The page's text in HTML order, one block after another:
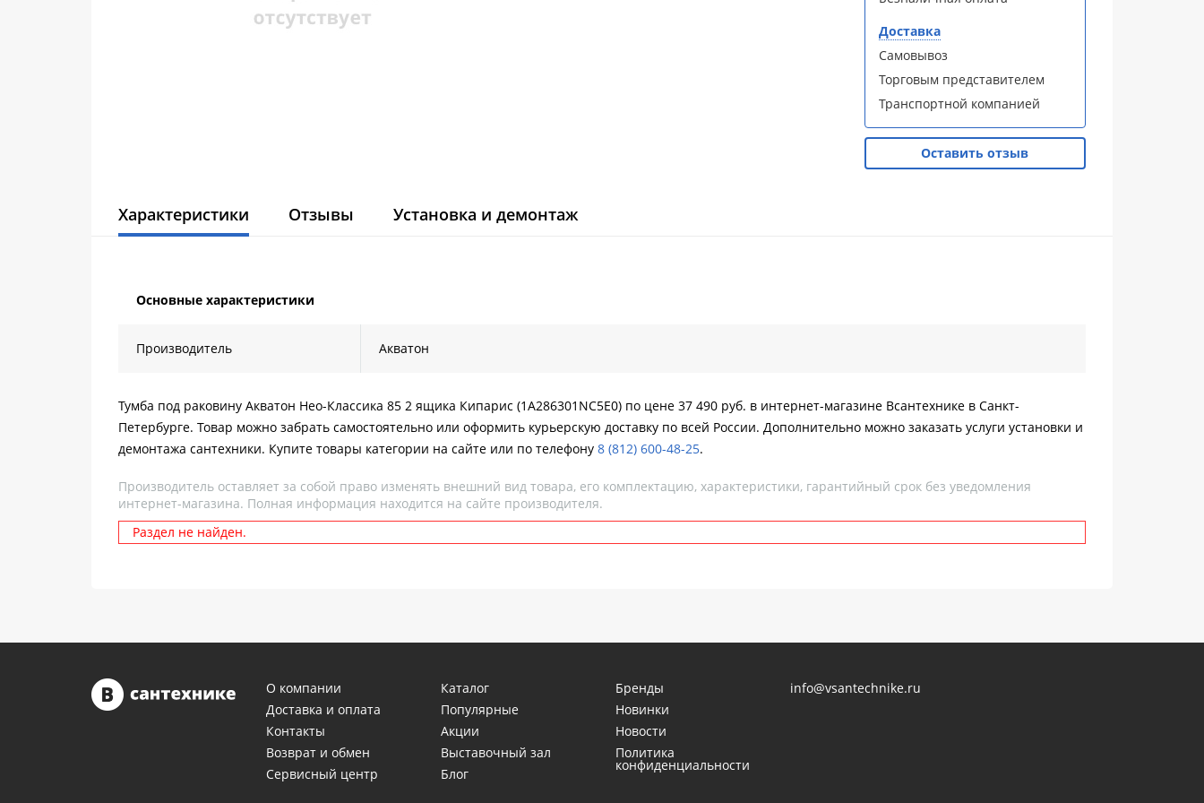
Доставка
Самовывоз
Торговым представителем
Транспортной компанией
Оставить отзыв
Характеристики Отзывы Установка и демонтаж
Основные характеристики
Производитель Акватон
Тумба под раковину Акватон Нео-Классика 85 2 ящика Кипарис (1A286301NC5E0) по цене 37 490 руб. в интернет-магазине Всантехнике в Санкт-
Петербурге. Товар можно забрать самостоятельно или оформить курьерскую доставку по всей России. Дополнительно можно заказать услуги установки и
демонтажа сантехники. Купите товары категории на сайте или по телефону 8 (812) 600-48-25.
Производитель оставляет за собой право изменять внешний вид товара, его комплектацию, характеристики, гарантийный срок без уведомления
интернет-магазина. Полная информация находится на сайте производителя.
Раздел не найден.
О компании
Доставка и оплата
Контакты
Возврат и обмен
Сервисный центр
Каталог
Популярные
Акции
Выставочный зал
Блог
Бренды
Новинки
Новости
Политика
конфиденциальности
info@vsantechnike.ru